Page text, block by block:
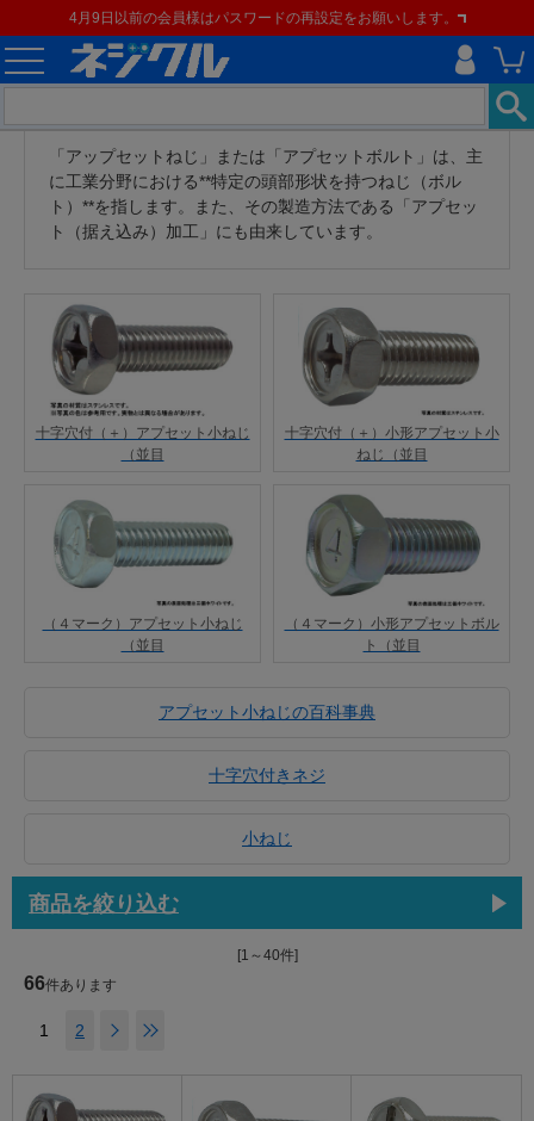
4月9日以前の会員様はパスワードの再設定をお願いします。
「アップセットねじ」または「アプセットボルト」は、主
に工業分野における**特定の頭部形状を持つねじ（ボル
ト）**を指します。また、その製造方法である「アプセッ
ト（据え込み）加工」にも由来しています。
十字穴付（＋）アプセット小ねじ
（並目
十字穴付（＋）小形アプセット小
ねじ（並目
（４マーク）アプセット小ねじ
（並目
（４マーク）小形アプセットボル
ト（並目
アプセット小ねじの百科事典
十字穴付きネジ
小ねじ
商品を絞り込む
[1～40件]
66件あります
1 2